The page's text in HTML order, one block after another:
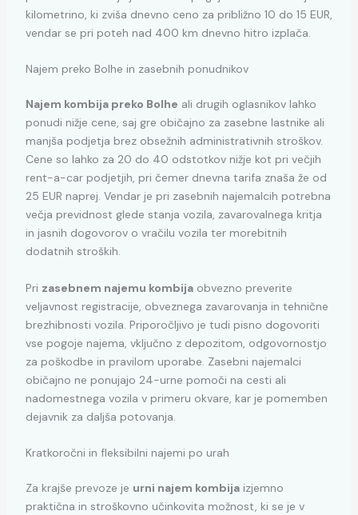
kilometrino, ki zviša dnevno ceno za približno 10 do 15 EUR,
vendar se pri poteh nad 400 km dnevno hitro izplača.
Najem preko Bolhe in zasebnih ponudnikov
Najem kombija preko Bolhe ali drugih oglasnikov lahko
ponudi nižje cene, saj gre običajno za zasebne lastnike ali
manjša podjetja brez obsežnih administrativnih stroškov.
Cene so lahko za 20 do 40 odstotkov nižje kot pri večjih
rent-a-car podjetjih, pri čemer dnevna tarifa znaša že od
25 EUR naprej. Vendar je pri zasebnih najemalcih potrebna
večja previdnost glede stanja vozila, zavarovalnega kritja
in jasnih dogovorov o vračilu vozila ter morebitnih
dodatnih stroških.
Pri zasebnem najemu kombijaobvezno preverite
veljavnost registracije, obveznega zavarovanja in tehnične
brezhibnosti vozila. Priporočljivo je tudi pisno dogovoriti
vse pogoje najema, vključno z depozitom, odgovornostjo
za poškodbe in pravilom uporabe. Zasebni najemalci
običajno ne ponujajo 24-urne pomoči na cesti ali
nadomestnega vozila v primeru okvare, kar je pomemben
dejavnik za daljša potovanja.
Kratkoročni in fleksibilni najemi po urah
Za krajše prevoze je urni najem kombijaizjemno
praktična in stroškovno učinkovita možnost, ki se je v